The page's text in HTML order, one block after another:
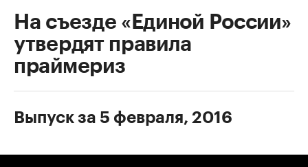
На съезде «Единой России»
утвердят правила
праймериз
Выпуск за 5 февраля, 2016